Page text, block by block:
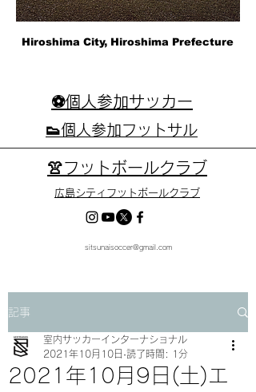
Hiroshima City, Hiroshima Prefecture
⚽個人参加サッカー
👟個人参加フットサル
👚フットボールクラブ
広島シティフットボールクラブ
sitsunaisoccer@gmail.com
記事
2021年10月9日(土)エ
室内サッカーインターナショナル
2021年10月10日 読了時間: 1分